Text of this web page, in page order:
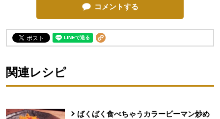
コメントする
関連レシピ
ばくばく食べちゃうカラーピーマン炒め